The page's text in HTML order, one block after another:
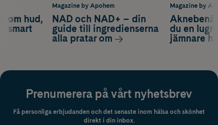
Magazine by
du en
jämnare
om hud,
smart
Magazine by Apohem
NAD och NAD+ – din
guide till ingredienserna
alla pratar om
Prenumerera på vårt nyhetsbrev
Få personliga erbjudanden och det senaste inom hälsa och skönhet
direkt i din inbox.